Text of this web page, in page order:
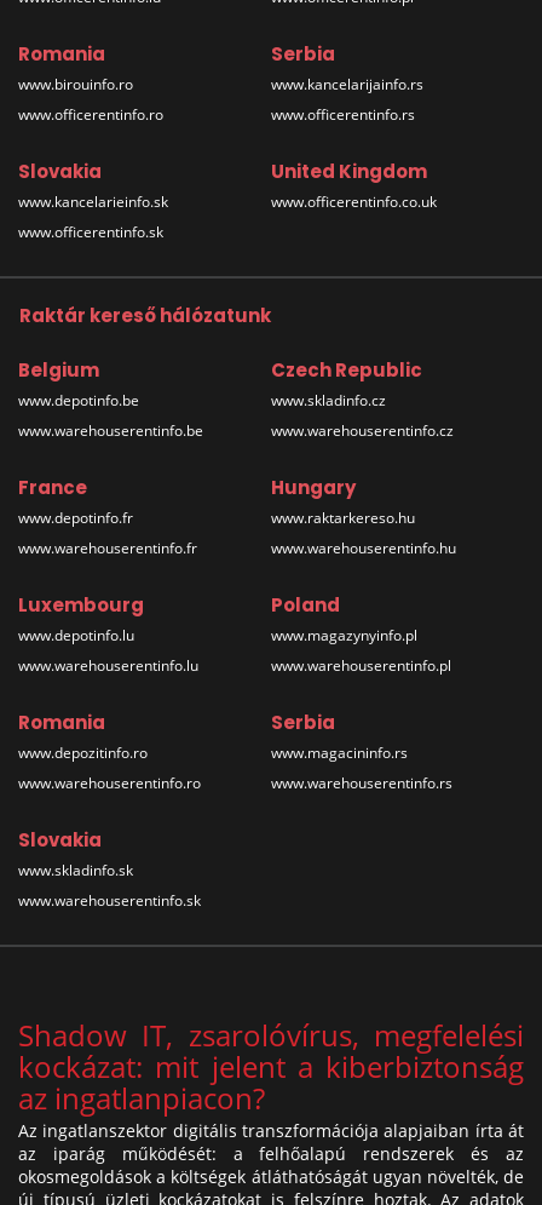
Romania
www.birouinfo.ro
www.officerentinfo.ro
Serbia
www.kancelarijainfo.rs
www.officerentinfo.rs
Slovakia
www.kancelarieinfo.sk
www.officerentinfo.sk
United Kingdom
www.officerentinfo.co.uk
Raktár kereső hálózatunk
Belgium
www.depotinfo.be
www.warehouserentinfo.be
Czech Republic
www.skladinfo.cz
www.warehouserentinfo.cz
France
www.depotinfo.fr
www.warehouserentinfo.fr
Hungary
www.raktarkereso.hu
www.warehouserentinfo.hu
Luxembourg
www.depotinfo.lu
www.warehouserentinfo.lu
Poland
www.magazynyinfo.pl
www.warehouserentinfo.pl
Romania
www.depozitinfo.ro
www.warehouserentinfo.ro
Serbia
www.magacininfo.rs
www.warehouserentinfo.rs
Slovakia
www.skladinfo.sk
www.warehouserentinfo.sk
Shadow IT, zsarolóvírus, megfelelési
kockázat: mit jelent a kiberbiztonság
az ingatlanpiacon?
Az ingatlanszektor digitális transzformációja alapjaiban írta át
az iparág működését: a felhőalapú rendszerek és az
okosmegoldások a költségek átláthatóságát ugyan növelték, de
új típusú üzleti kockázatokat is felszínre hoztak. Az adatok